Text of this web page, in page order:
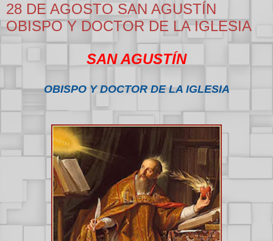
28 DE AGOSTO SAN AGUSTÍN
OBISPO Y DOCTOR DE LA IGLESIA
SAN AGUSTÍN
OBISPO Y DOCTOR DE LA IGLESIA